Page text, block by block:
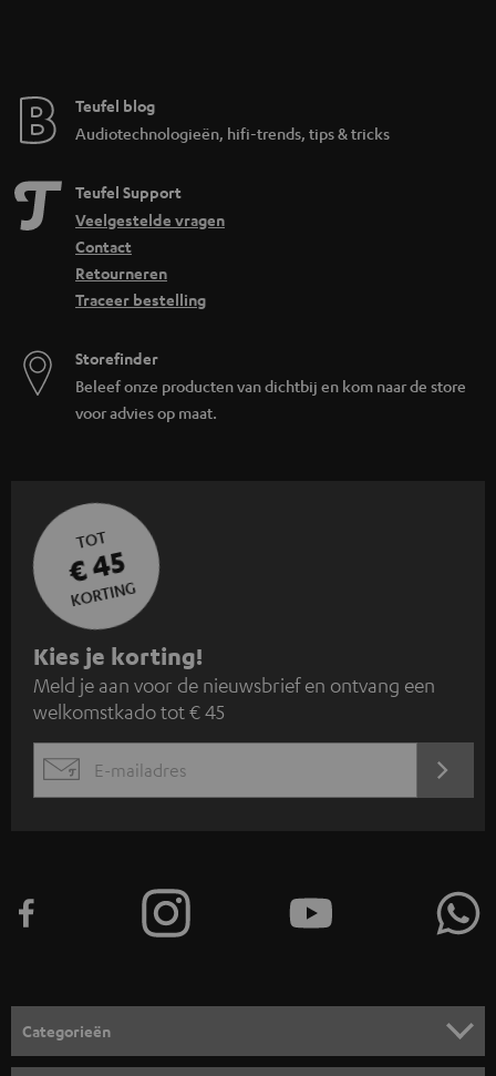
Teufel blog
Audiotechnologieën, hifi-trends, tips & tricks
Teufel Support
Veelgestelde vragen
Contact
Retourneren
Traceer bestelling
Storefinder
Beleef onze producten van dichtbij en kom naar de store
voor advies op maat.
TOT
€ 45
KORTING
A
a
n
m
e
n
o
r
Kies je korting!
Meld je aan voor de nieuwsbrief en ontvang een
welkomstkado tot € 45
EMAIL
Categorieën